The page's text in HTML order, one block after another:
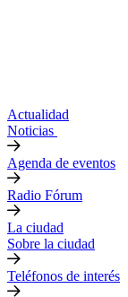
Actualidad
Noticias
Agenda de eventos
Radio Fórum
La ciudad
Sobre la ciudad
Teléfonos de interés